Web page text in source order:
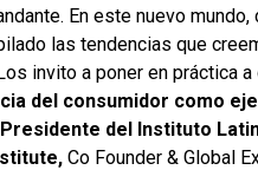
En este nuevo
las tendencias que
invito a poner en práctica
del consumidor como
del Instituto
Co Founder & Global